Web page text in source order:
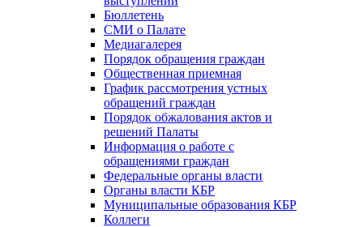
Бюллетень
СМИ о Палате
Медиагалерея
Порядок обращения граждан
Общественная приемная
График рассмотрения устных
обращений граждан
Порядок обжалования актов и
решений Палаты
Информация о работе с
обращениями граждан
Федеральные органы власти
Органы власти КБР
Муниципальные образования КБР
Коллеги